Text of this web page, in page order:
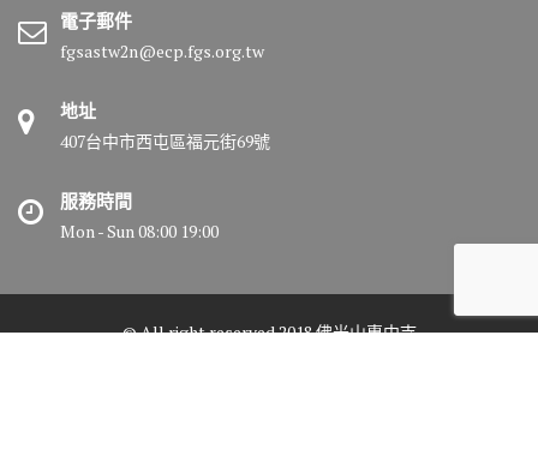
電子郵件
fgsastw2n@ecp.fgs.org.tw
地址
407台中市西屯區福元街69號
服務時間
Mon - Sun 08:00 19:00
© All right reserved 2018 佛光山惠中寺